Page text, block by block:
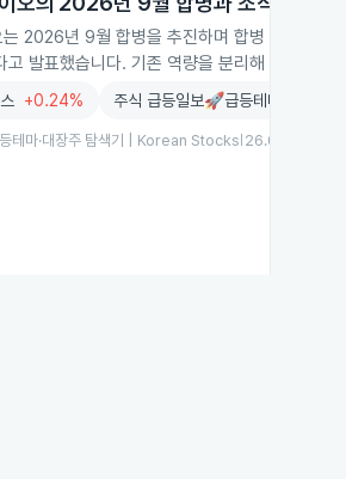
2026년 9월 합병을 추진하며 합병 후 조명사
고 발표했습니다. 기존 역량을 분리해 신규 사
+0.24% 주식 급등일보🚀급등테마·대장주
테마·대장주 탐색기 | Korean Stocks 26.06.24